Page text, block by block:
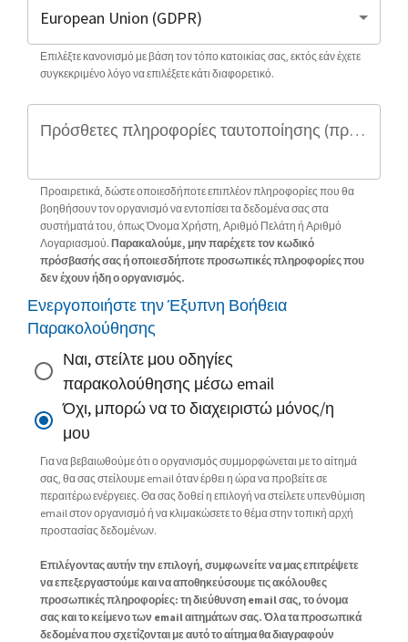
Επιλέξτε κανονισμό με βάση τον τόπο κατοικίας σας, εκτός εάν έχετε
συγκεκριμένο λόγο να επιλέξετε κάτι διαφορετικό.
Πρόσθετες πληροφορίες ταυτοποίησης (προαιρετικό)
Προαιρετικά, δώστε οποιεσδήποτε επιπλέον πληροφορίες που θα
βοηθήσουν τον οργανισμό να εντοπίσει τα δεδομένα σας στα
συστήματά του, όπως Όνομα Χρήστη, Αριθμό Πελάτη ή Αριθμό
Λογαριασμού. Παρακαλούμε, μην παρέχετε τον κωδικό
πρόσβασής σας ή οποιεσδήποτε προσωπικές πληροφορίες που
δεν έχουν ήδη ο οργανισμός.
Ενεργοποιήστε την Έξυπνη Βοήθεια
Παρακολούθησης
Ναι, στείλτε μου οδηγίες
παρακολούθησης μέσω email
Όχι, μπορώ να το διαχειριστώ μόνος/η
μου
Για να βεβαιωθούμε ότι ο οργανισμός συμμορφώνεται με το αίτημά
σας, θα σας στείλουμε email όταν έρθει η ώρα να προβείτε σε
περαιτέρω ενέργειες. Θα σας δοθεί η επιλογή να στείλετε υπενθύμιση
email στον οργανισμό ή να κλιμακώσετε το θέμα στην τοπική αρχή
προστασίας δεδομένων.
Επιλέγοντας αυτήν την επιλογή, συμφωνείτε να μας επιτρέψετε
να επεξεργαστούμε και να αποθηκεύσουμε τις ακόλουθες
προσωπικές πληροφορίες: τη διεύθυνση email σας, το όνομα
σας και το κείμενο των email αιτημάτων σας. Όλα τα προσωπικά
δεδομένα που σχετίζονται με αυτό το αίτημα θα διαγραφούν